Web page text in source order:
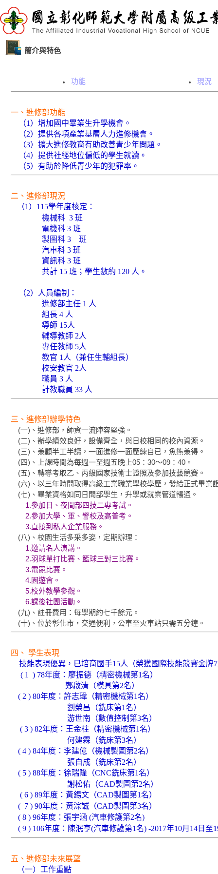
簡介與特色
功能 現況
一、進修部功能
（1）增加國中畢業生升學機會。
（2）提供各項產業基層人力進修機會。
（3）擴大進修教育有助改善青少年問題。
（4）提供社經地位偏低的學生就讀。
（5）有助於降低青少年的犯罪率。
二、進修部現況
（1）115學年度核定：
機械科 3 班
電機科 3 班
製圖科 3
班
汽車科 3 班
資訊科 3 班
共計 15 班；學生數約 120 人。
（2）人員編制：
進修部主任 1 人
組長 4 人
導師 15人
輔導教師 2人
專任教師 5人
教官 1人（兼任生輔組長）
校安教官 2人
職員 3 人
計教職員 33 人
三、進修部辦學特色
(一)、進修部，師資一流陣容堅強。
(二)、辦學績效良好，設備齊全，與日校相同的校內資源。
(三)、兼顧半工半讀，一面進修一面歷練自已，魚熊兼得。
(四)、上課時間為每週一至週五晚上05：30～09：40。
(五)、轉導考取乙、丙級國家技術士證照及參加技藝競賽。
(六)、以三年時間取得高級工業職業學校學歷，發給正式畢業
(七)、畢業資格如同日間部學生，升學或就業管道暢通。
1.參加日、夜間部四技二專考試。
2.參加大學、軍、警校及高普考。
3.直接到私人企業服務。
(八)、校園生活多采多姿，定期辦理：
1.邀請名人演講。
2.羽球單打比賽、籃球三對三比賽。
3.電競比賽。
4.園遊會。
5.校外教學參觀。
6.課後社團活動。
(九)、註冊費用：每學期約七千餘元。
(十)、位於彰化市，交通便利，公車至火車站只需五分鐘。
四、 學生表現
技能表現優異，已培育國手15人（榮獲國際技能競賽金
( 1 ) 78年度：廖振德（精密機械第1名）
鄭啟清（模具第2名）
( 2 ) 80年度：許志瑋（精密機械第1名）
劉榮昌（銑床第1名）
游世南（數值控制第3名）
( 3 ) 82年度：王金柱（精密機械第1名）
何建霖（銑床第3名）
( 4 ) 84年度：李建億（機械製圖第2名）
張自成（銑床第2名）
( 5 ) 88年度：徐瑞隆（CNC銑床第1名）
謝松佑（CAD製圖第2名）
( 6 ) 89年度：黃錫文（CAD製圖第1名）
( 7 ) 90年度：黃淙誠（CAD製圖第3名）
( 8 ) 96年度：張宇涵 (汽車修護第2名)
( 9 ) 106年度：陳泯亨(汽車修護第1名) -2017年10月14日 至
五、進修部未來展望
（一）工作重點